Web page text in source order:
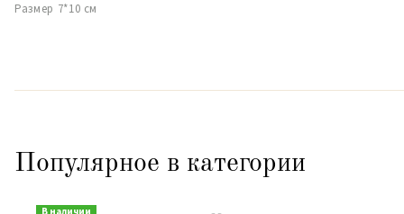
Размер 7*10 см
Популярное в категории
В наличии